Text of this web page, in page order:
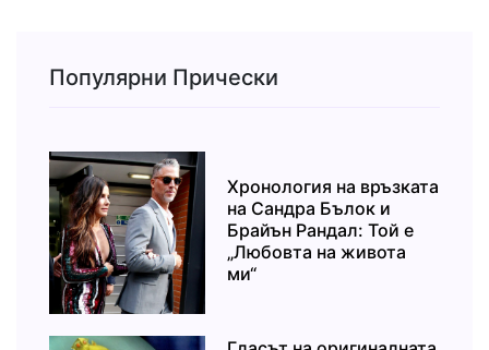
Популярни Прически
Хронология на връзката
на Сандра Бълок и
Брайън Рандал: Той е
„Любовта на живота
ми“